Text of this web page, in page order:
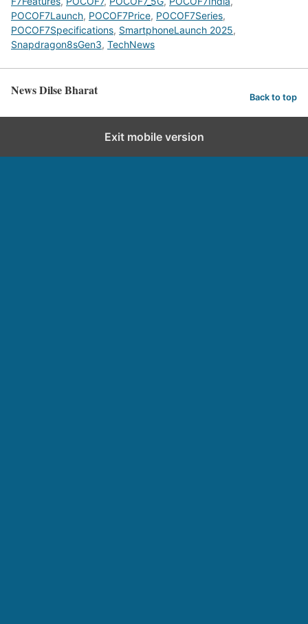
POCOF7Launch, POCOF7Price, POCOF7Series,
POCOF7Specifications, SmartphoneLaunch 2025,
Snapdragon8sGen3, TechNews
News Dilse Bharat Back to top
Exit mobile version